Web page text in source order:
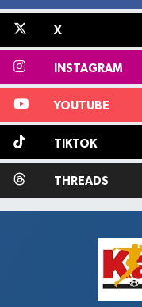
X
INSTAGRAM
YOUTUBE
TIKTOK
THREADS